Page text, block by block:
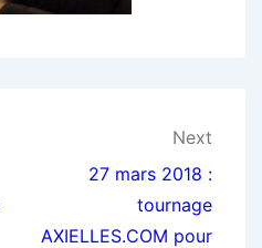
Next
27 mars 2018 :
tournage
AXIELLES.COM pour